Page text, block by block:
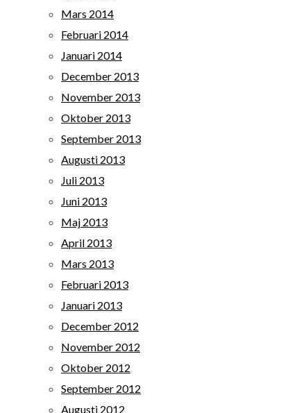
Mars 2014
Februari 2014
Januari 2014
December 2013
November 2013
Oktober 2013
September 2013
Augusti 2013
Juli 2013
Juni 2013
Maj 2013
April 2013
Mars 2013
Februari 2013
Januari 2013
December 2012
November 2012
Oktober 2012
September 2012
Augusti 2012